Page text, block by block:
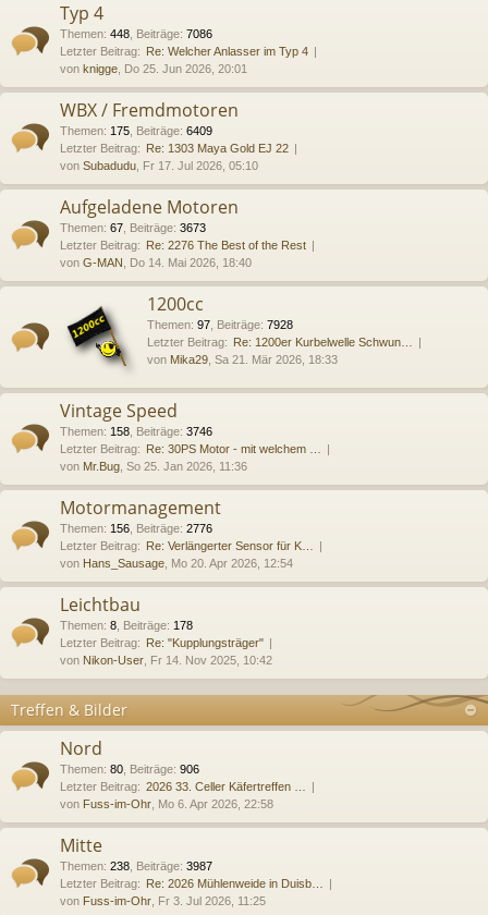
Typ 4
Themen: 448 Beiträge: 7086
Letzter Beitrag: Re: Welcher Anlasser im Typ 4
von knigge , Do 25. Jun 2026, 20:01
WBX / Fremdmotoren
Themen: 175 Beiträge: 6409
Letzter Beitrag: Re: 1303 Maya Gold EJ 22
von Subadudu , Fr 17. Jul 2026, 05:10
Aufgeladene Motoren
Themen: 67 Beiträge: 3673
Letzter Beitrag: Re: 2276 The Best of the Rest
von G-MAN , Do 14. Mai 2026, 18:40
1200cc
Themen: 97 Beiträge: 7928
Letzter Beitrag: Re: 1200er Kurbelwelle Schwun…
von Mika29 , Sa 21. Mär 2026, 18:33
Vintage Speed
Themen: 158 Beiträge: 3746
Letzter Beitrag: Re: 30PS Motor - mit welchem …
von Mr.Bug , So 25. Jan 2026, 11:36
Motormanagement
Themen: 156 Beiträge: 2776
Letzter Beitrag: Re: Verlängerter Sensor für K…
von Hans_Sausage , Mo 20. Apr 2026, 12:54
Leichtbau
Themen: 8 Beiträge: 178
Letzter Beitrag: Re: "Kupplungsträger"
von Nikon-User , Fr 14. Nov 2025, 10:42
Treffen & Bilder
Nord
Themen: 80 Beiträge: 906
Letzter Beitrag: 2026 33. Celler Käfertreffen …
von Fuss-im-Ohr , Mo 6. Apr 2026, 22:58
Mitte
Themen: 238 Beiträge: 3987
Letzter Beitrag: Re: 2026 Mühlenweide in Duisb…
von Fuss-im-Ohr , Fr 3. Jul 2026, 11:25